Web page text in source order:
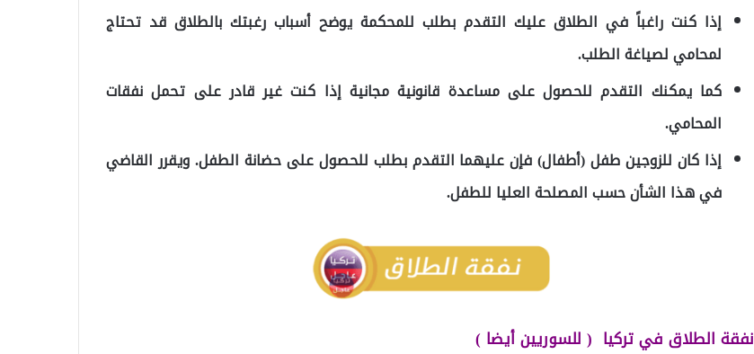
إذا كنت راغباً في الطلاق عليك التقدم بطلب للمحكمة يوضح أسباب رغبتك بالطلاق قد تحتاج
لمحامي لصياغة الطلب.
كما يمكنك التقدم للحصول على مساعدة قانونية مجانية إذا كنت غير قادر على تحمل نفقات
المحامي.
إذا كان للزوجين طفل (أطفال) فإن عليهما التقدم بطلب للحصول على حضانة الطفل. ويقرر القاضي
في هذا الشأن حسب المصلحة العليا للطفل.
نفقة الطلاق في تركيا ( للسوريين أيضا )